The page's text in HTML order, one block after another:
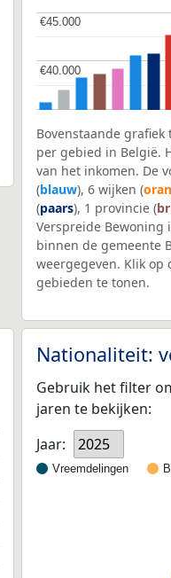
€40.000
€40.000
€45.000
€45.000
Bovenstaande
per gebied in België.
van het inkomen. De
(blauw), 6 wijken (
(paars), 1 provincie (
Verspreide Bewoning
binnen de gemeente
weergegeven. Klik op
gebieden te tonen.
Nationaliteit:
Gebruik het filter
jaren te bekijken:
Jaar:
2025
Vreemdelingen